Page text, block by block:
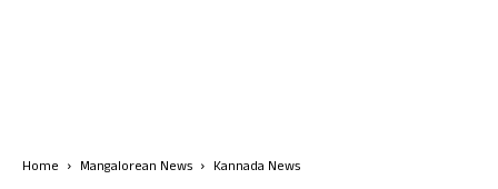
Home Mangalorean News Kannada News